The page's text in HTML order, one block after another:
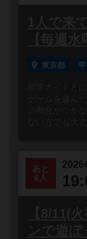
1人で来
【毎週
東京都
相席ナイトと
ゲームを遊ん
の都合がつか
ない方でも大丈
あと
6人
2026
【8/11(
ンで遊ぼ